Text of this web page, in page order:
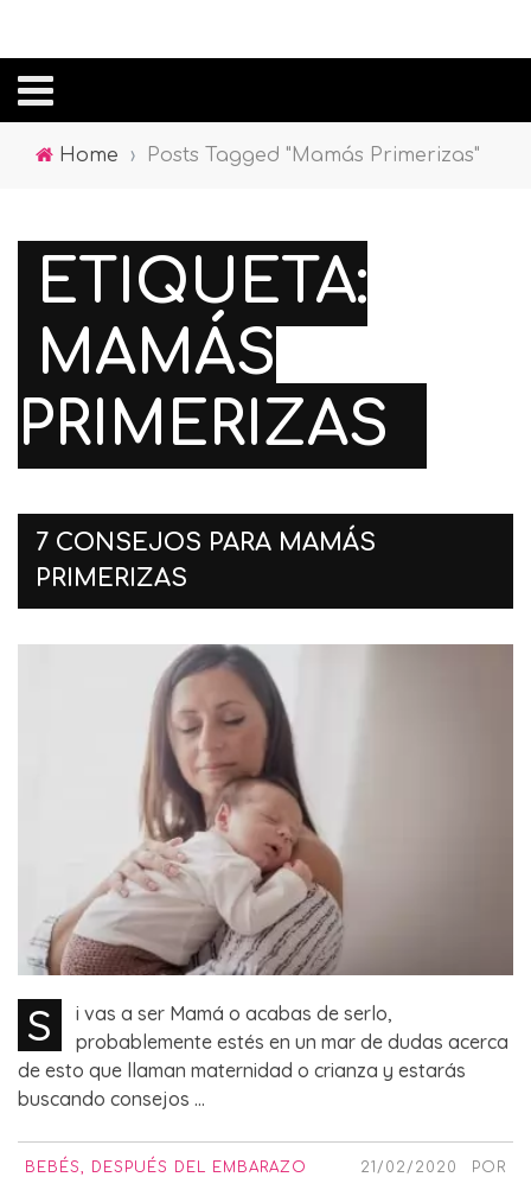
Home › Posts Tagged "Mamás Primerizas"
ETIQUETA:
MAMÁS
PRIMERIZAS
7 CONSEJOS PARA MAMÁS
PRIMERIZAS
S
i vas a ser Mamá o acabas de serlo,
probablemente estés en un mar de dudas acerca
de esto que llaman maternidad o crianza y estarás
buscando consejos ...
BEBÉS DESPUÉS DEL EMBARAZO 21/02/2020
POR